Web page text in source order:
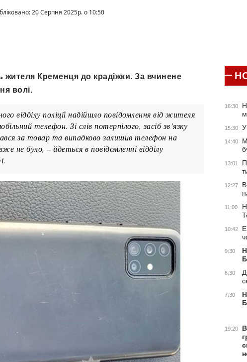
20 Серпня 2025р. о 10:50
жителя Кременця до крадіжки. За вчинене
волі.
відділу поліції надійшло повідомлення від жителя
телефон. Зі слів потерпілого, засіб зв’язку
за товар та випадково залишив телефон на
не було, – йдеться в повідомленні відділу
16:30
15:30 У
14:40
13:01
12:27
11:00
10:42
9:30
8:30
7:30
19:20